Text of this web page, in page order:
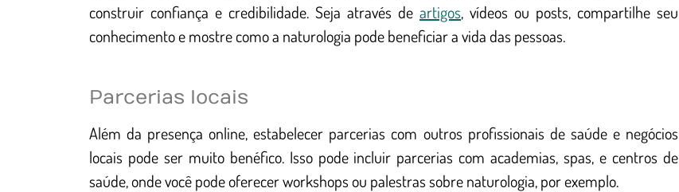
construir confiança e credibilidade. Seja através de artigos, vídeos ou posts, compartilhe seu
conhecimento e mostre como a naturologia pode beneficiar a vida das pessoas.
Parcerias locais
Além da presença online, estabelecer parcerias com outros profissionais de saúde e negócios
locais pode ser muito benéfico. Isso pode incluir parcerias com academias, spas, e centros de
saúde, onde você pode oferecer workshops ou palestras sobre naturologia, por exemplo.